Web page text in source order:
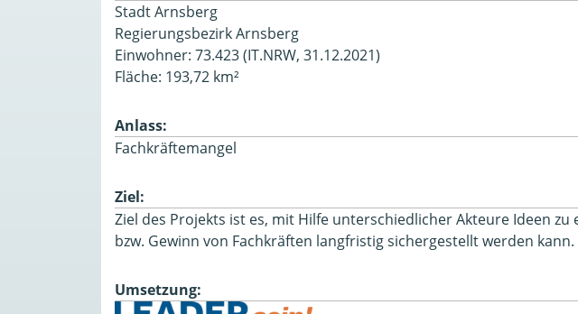
Stadt Arnsberg
Regierungsbezirk Arnsberg
Einwohner: 73.423 (IT.NRW, 31.12.2021)
Fläche: 193,72 km²
Anlass:
Fachkräftemangel
Ziel:
Ziel des Projekts ist es, mit Hilfe unterschiedlicher Akteure Ideen
bzw. Gewinn von Fachkräften langfristig sichergestellt werden kann.
Umsetzung: